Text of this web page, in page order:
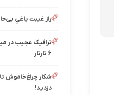
راز غیبت یاغیِ
ترافیک عجیب در
۶ تارتار
شکار چراغ‌خاموش
دزدید!